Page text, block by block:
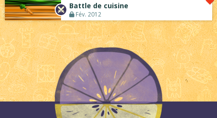
Battle de cuisine
Fév. 2012